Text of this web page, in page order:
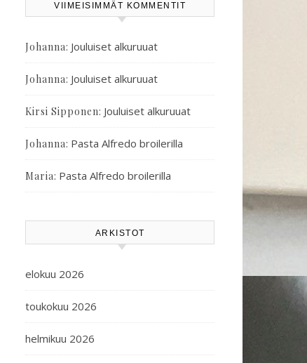
VIIMEISIMMÄT KOMMENTIT
Johanna: Jouluiset alkuruuat
Johanna: Jouluiset alkuruuat
Kirsi Sipponen: Jouluiset alkuruuat
Johanna: Pasta Alfredo broilerilla
Maria: Pasta Alfredo broilerilla
ARKISTOT
elokuu 2026
toukokuu 2026
helmikuu 2026